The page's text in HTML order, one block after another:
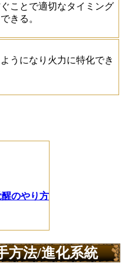
ことで適切なタイミング
きる。
うになり火力に特化でき
醒のやり方
方法/進化系統